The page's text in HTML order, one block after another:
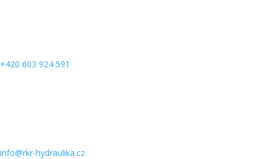
+420 603 924 591
info@rkr-hydraulika.cz